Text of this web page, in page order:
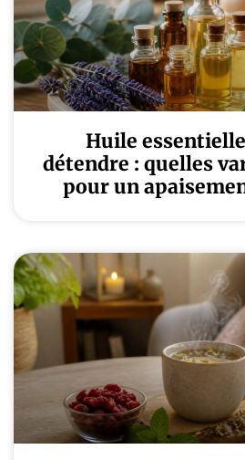
Huile
détendre : quelles
pour un